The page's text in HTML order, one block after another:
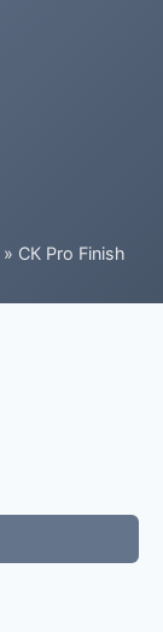
» СК Pro Finish